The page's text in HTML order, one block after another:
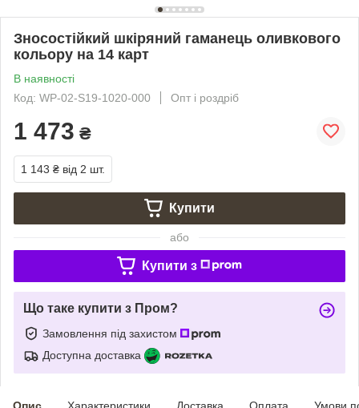
Зносостійкий шкіряний гаманець оливкового
кольору на 14 карт
В наявності
Код: WP-02-S19-1020-000
Опт і роздріб
1 473 ₴
1 143 ₴ від 2 шт.
Купити
або
Купити з
Що таке купити з Пром?
Замовлення під захистом
Доступна доставка
Опис Характеристики Доставка Оплата Умови